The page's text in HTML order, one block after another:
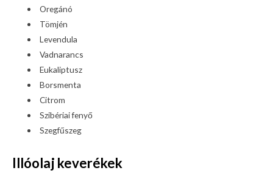
Oregánó
Tömjén
Levendula
Vadnarancs
Eukaliptusz
Borsmenta
Citrom
Szibériai fenyő
Szegfűszeg
Illóolaj keverékek